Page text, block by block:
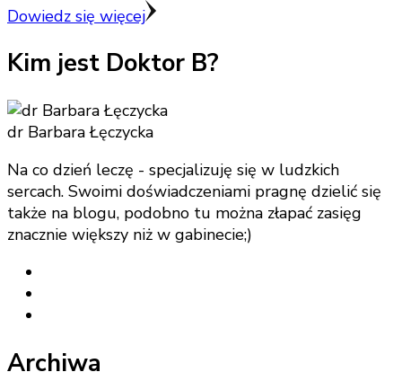
Dowiedz się więcej
Kim jest Doktor B?
dr Barbara Łęczycka
Na co dzień leczę - specjalizuję się w ludzkich
sercach. Swoimi doświadczeniami pragnę dzielić się
także na blogu, podobno tu można złapać zasięg
znacznie większy niż w gabinecie;)
Archiwa